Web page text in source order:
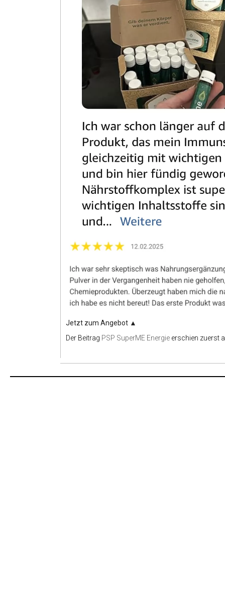
Jetzt zum Angebot ▲
Der Beitrag PSP SuperME Energie erschien zuerst